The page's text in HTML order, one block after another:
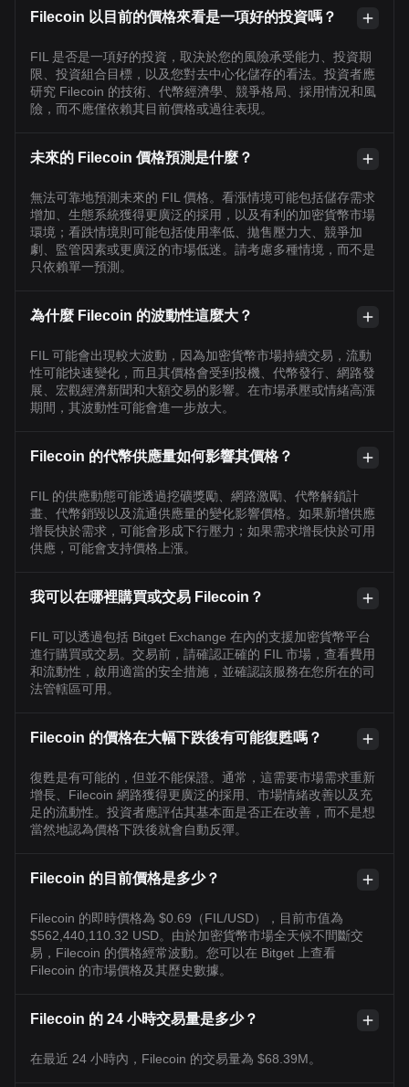
Filecoin 以目前的價格來看是一項好的投資嗎？
FIL 是否是一項好的投資，取決於您的風險承受能力、投資期
限、投資組合目標，以及您對去中心化儲存的看法。投資者應
研究 Filecoin 的技術、代幣經濟學、競爭格局、採用情況和風
險，而不應僅依賴其目前價格或過往表現。
未來的 Filecoin 價格預測是什麼？
無法可靠地預測未來的 FIL 價格。看漲情境可能包括儲存需求
增加、生態系統獲得更廣泛的採用，以及有利的加密貨幣市場
環境；看跌情境則可能包括使用率低、拋售壓力大、競爭加
劇、監管因素或更廣泛的市場低迷。請考慮多種情境，而不是
只依賴單一預測。
為什麼 Filecoin 的波動性這麼大？
FIL 可能會出現較大波動，因為加密貨幣市場持續交易，流動
性可能快速變化，而且其價格會受到投機、代幣發行、網路發
展、宏觀經濟新聞和大額交易的影響。在市場承壓或情緒高漲
期間，其波動性可能會進一步放大。
Filecoin 的代幣供應量如何影響其價格？
FIL 的供應動態可能透過挖礦獎勵、網路激勵、代幣解鎖計
畫、代幣銷毀以及流通供應量的變化影響價格。如果新增供應
增長快於需求，可能會形成下行壓力；如果需求增長快於可用
供應，可能會支持價格上漲。
我可以在哪裡購買或交易 Filecoin？
FIL 可以透過包括 Bitget Exchange 在內的支援加密貨幣平台
進行購買或交易。交易前，請確認正確的 FIL 市場，查看費用
和流動性，啟用適當的安全措施，並確認該服務在您所在的司
法管轄區可用。
Filecoin 的價格在大幅下跌後有可能復甦嗎？
復甦是有可能的，但並不能保證。通常，這需要市場需求重新
增長、Filecoin 網路獲得更廣泛的採用、市場情緒改善以及充
足的流動性。投資者應評估其基本面是否正在改善，而不是想
當然地認為價格下跌後就會自動反彈。
Filecoin 的目前價格是多少？
Filecoin 的即時價格為 $0.69（FIL/USD），目前市值為
$562,440,110.32 USD。由於加密貨幣市場全天候不間斷交
易，Filecoin 的價格經常波動。您可以在 Bitget 上查看
Filecoin 的市場價格及其歷史數據。
Filecoin 的 24 小時交易量是多少？
在最近 24 小時內，Filecoin 的交易量為 $68.39M。